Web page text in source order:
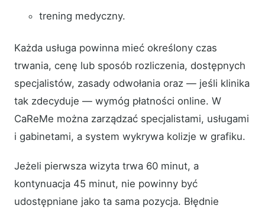
trening medyczny.
Każda usługa powinna mieć określony czas
trwania, cenę lub sposób rozliczenia, dostępnych
specjalistów, zasady odwołania oraz — jeśli klinika
tak zdecyduje — wymóg płatności online. W
CaReMe można zarządzać specjalistami, usługami
i gabinetami, a system wykrywa kolizje w grafiku.
Jeżeli pierwsza wizyta trwa 60 minut, a
kontynuacja 45 minut, nie powinny być
udostępniane jako ta sama pozycja. Błędnie